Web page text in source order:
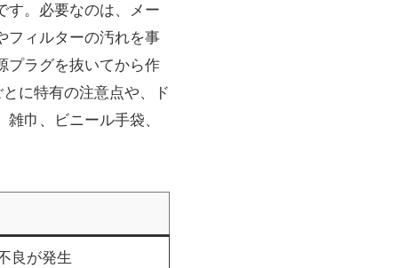
す。必要なのは、メー
フィルターの汚れを事
プラグを抜いてから作
に特有の注意点や、ド
巾、ビニール手袋、
良が発生